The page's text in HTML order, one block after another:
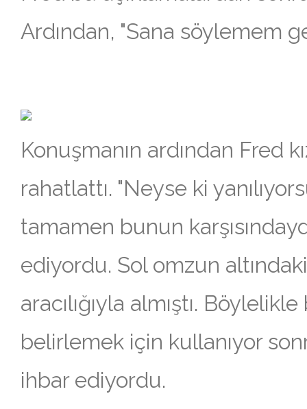
Ardından, "Sana söylemem
Konuşmanın ardından Fred
rahatlattı. "Neyse ki
tamamen bunun
ediyordu. Sol omzun
aracılığıyla almıştı.
belirlemek için kullanıyor
ihbar ediyordu.